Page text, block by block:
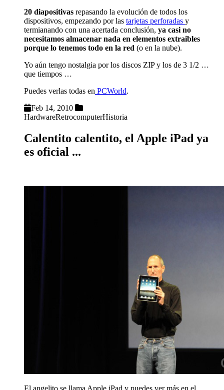
20 diapositivas repasando la evolución de todos los
dispositivos, empezando por las tarjetas perforadas y
termianando con una acertada conclusión, ya casi no
necesitamos almacenar nada en elementos extraibles
porque lo tenemos todo en la red (o en la nube).
Yo aún tengo nostalgia por los discos ZIP y los de 3 1/2 …
que tiempos …
Puedes verlas todas en PCWorld.
Feb 14, 2010
HardwareRetrocomputerHistoria
Calentito calentito, el Apple iPad ya
es oficial ...
El angelito se llama Apple iPad y puedes ver más en el